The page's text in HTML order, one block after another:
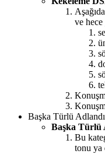
ve
Başka Türlü
Başka Türlü
Bu
tonu ya